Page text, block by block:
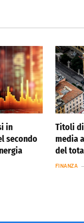
in
secondo
Titoli
media
del
FINANZA